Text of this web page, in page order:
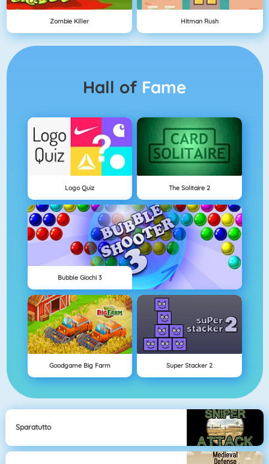
Zombie Killer Hitman Rush
Hall of Fame
Logo Quiz The Solitaire 2
Bubble Giochi 3
Goodgame Big Farm Super Stacker 2
Sparatutto